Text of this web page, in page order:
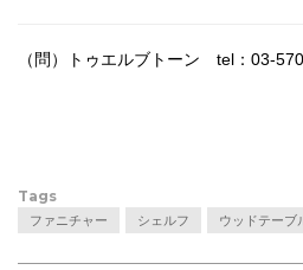
（問）トゥエルブトーン tel：03-
Tags
ファニチャー シェルフ ウッドテーブ